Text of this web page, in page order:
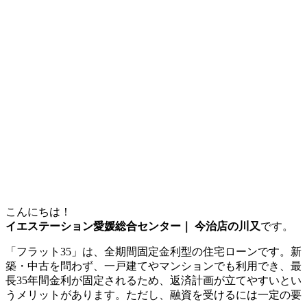
こんにちは！
イエステーション愛媛総合センター｜ 今治店の川又 です。
「フラット35」は、全期間固定金利型の住宅ローンです。新
築・中古を問わず、一戸建てやマンションでも利用でき、最
長35年間金利が固定されるため、返済計画が立てやすいとい
うメリットがあります。ただし、融資を受けるには一定の要